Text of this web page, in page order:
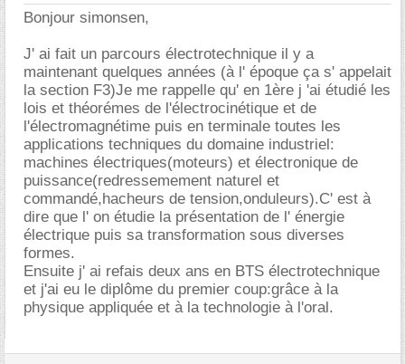
Bonjour simonsen,
J' ai fait un parcours électrotechnique il y a
maintenant quelques années (à l' époque ça s' appelait
la section F3)Je me rappelle qu' en 1ère j 'ai étudié les
lois et théorémes de l'électrocinétique et de
l'électromagnétime puis en terminale toutes les
applications techniques du domaine industriel:
machines électriques(moteurs) et électronique de
puissance(redressemement naturel et
commandé,hacheurs de tension,onduleurs).C' est à
dire que l' on étudie la présentation de l' énergie
électrique puis sa transformation sous diverses
formes.
Ensuite j' ai refais deux ans en BTS électrotechnique
et j'ai eu le diplôme du premier coup:grâce à la
physique appliquée et à la technologie à l'oral.